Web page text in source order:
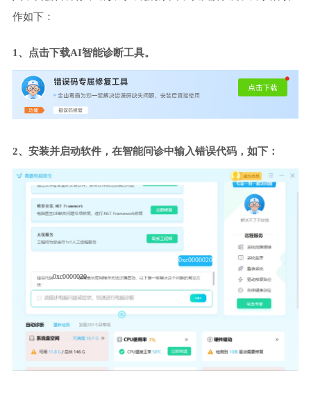
作如下：
1、点击下载AI智能诊断工具。
2、安装并启动软件，在智能问诊中输入错误代码，如下：
0xc0000020
0xc0000020